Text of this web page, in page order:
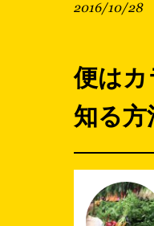
2016/10/28
便はカ
知る方